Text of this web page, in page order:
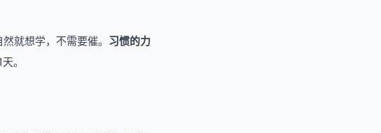
就想学，不需要催。 习惯的力
。